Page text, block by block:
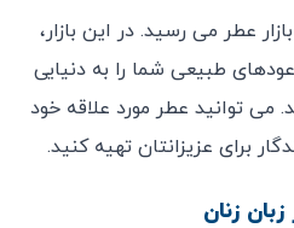
عطر می ‌رسید. در این بازار،
طبیعی شما را به دنیایی
می‌ توانید عطر مورد علاقه خود
برای عزیزانتان تهیه کنید.
زنان